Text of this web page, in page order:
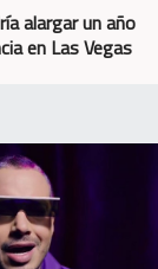
alargar un año
en Las Vegas